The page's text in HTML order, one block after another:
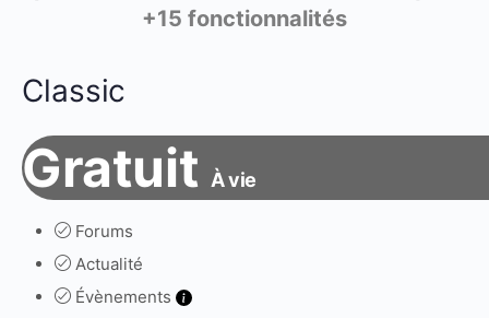
+15 fonctionnalités
Classic
Gratuit À vie
Forums
Actualité
Évènements